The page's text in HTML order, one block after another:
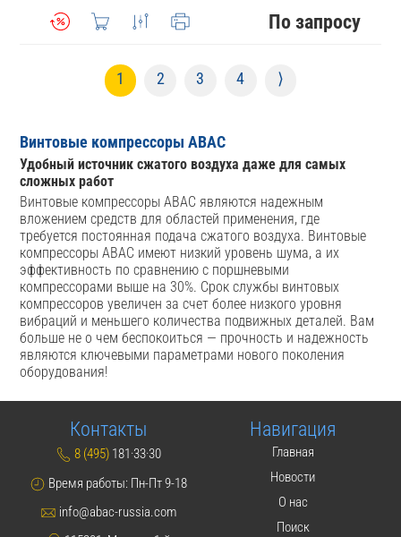
По запросу
1 2 3 4 ⟩
Винтовые компрессоры ABAC
Удобный источник сжатого воздуха даже для самых
сложных работ
Винтовые компрессоры ABAC являются надежным
вложением средств для областей применения, где
требуется постоянная подача сжатого воздуха. Винтовые
компрессоры ABAC имеют низкий уровень шума, а их
эффективность по сравнению с поршневыми
компрессорами выше на 30%. Срок службы винтовых
компрессоров увеличен за счет более низкого уровня
вибраций и меньшего количества подвижных деталей. Вам
больше не о чем беспокоиться — прочность и надежность
являются ключевыми параметрами нового поколения
оборудования!
Контакты
8 (495) 181·33·30
Время работы: Пн-Пт 9-18
info@abac-russia.com
Навигация
Главная
Новости
О нас
Поиск